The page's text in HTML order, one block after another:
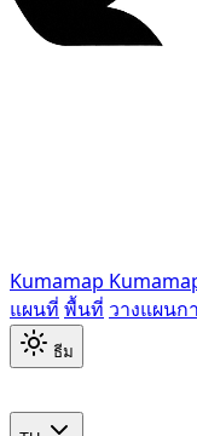
Kumamap
แผนที่ พื้นที่ วางแผนก
ธีม